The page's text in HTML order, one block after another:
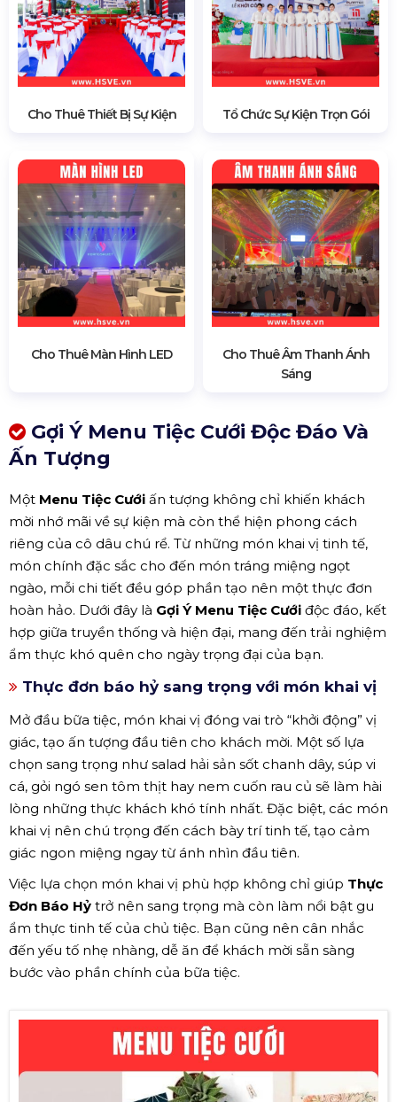
Cho Thuê Thiết Bị Sự Kiện Tổ Chức Sự Kiện Trọn Gói
Cho Thuê Màn Hình LED
Cho Thuê Âm Thanh Ánh
Sáng
Gợi Ý Menu Tiệc Cưới Độc Đáo Và
Ấn Tượng
Một Menu Tiệc Cưới ấn tượng không chỉ khiến khách
mời nhớ mãi về sự kiện mà còn thể hiện phong cách
riêng của cô dâu chú rể. Từ những món khai vị tinh tế,
món chính đặc sắc cho đến món tráng miệng ngọt
ngào, mỗi chi tiết đều góp phần tạo nên một thực đơn
hoàn hảo. Dưới đây là Gợi Ý Menu Tiệc Cưới độc đáo, kết
hợp giữa truyền thống và hiện đại, mang đến trải nghiệm
ẩm thực khó quên cho ngày trọng đại của bạn.
Thực đơn báo hỷ sang trọng với món khai vị
Mở đầu bữa tiệc, món khai vị đóng vai trò “khởi động” vị
giác, tạo ấn tượng đầu tiên cho khách mời. Một số lựa
chọn sang trọng như salad hải sản sốt chanh dây, súp vi
cá, gỏi ngó sen tôm thịt hay nem cuốn rau củ sẽ làm hài
lòng những thực khách khó tính nhất. Đặc biệt, các món
khai vị nên chú trọng đến cách bày trí tinh tế, tạo cảm
giác ngon miệng ngay từ ánh nhìn đầu tiên.
Việc lựa chọn món khai vị phù hợp không chỉ giúp Thực
Đơn Báo Hỷ trở nên sang trọng mà còn làm nổi bật gu
ẩm thực tinh tế của chủ tiệc. Bạn cũng nên cân nhắc
đến yếu tố nhẹ nhàng, dễ ăn để khách mời sẵn sàng
bước vào phần chính của bữa tiệc.